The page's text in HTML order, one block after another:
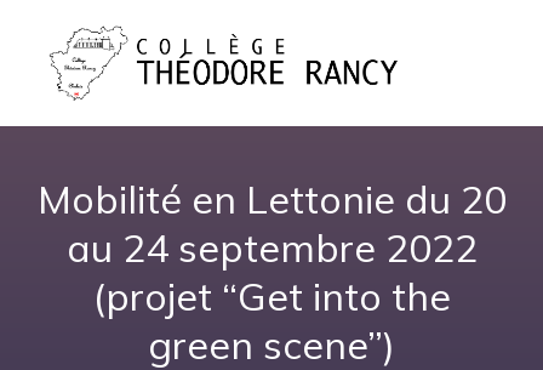
Mobilité en Lettonie du 20
au 24 septembre 2022
(projet “Get into the
green scene”)